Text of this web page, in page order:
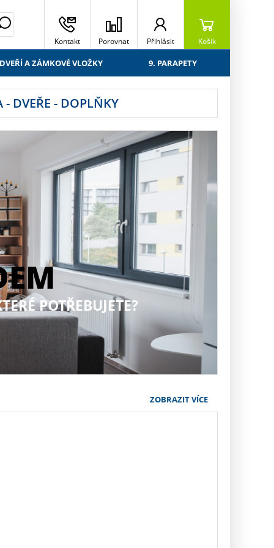
Kontakt Porovnat Přihlásit Košík
A ZÁMKOVÉ VLOŽKY 9. PARAPETY
- DVEŘE - DOPLŇKY
POTŘEBUJETE?
ZOBRAZIT VÍCE